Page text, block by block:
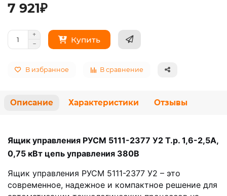
7 921₽
Купить
В избранное В сравнение
Описание Характеристики Отзывы
Ящик управления РУСМ 5111-2377 У2 Т.р. 1,6-2,5А,
0,75 кВт цепь управления 380В
Ящик управления РУСМ 5111-2377 У2 – это
современное, надежное и компактное решение для